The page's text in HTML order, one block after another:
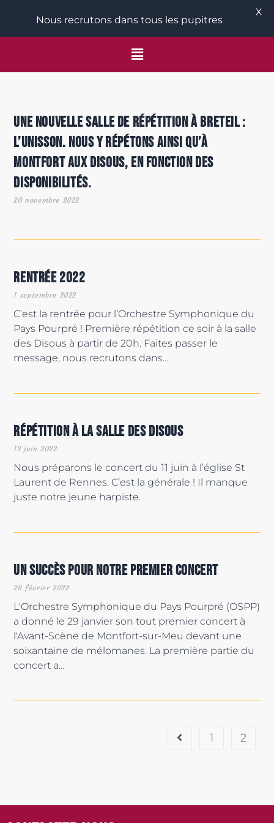
Une nouvelle salle de répétition à Breteil :
l’Unisson. Nous y répétons ainsi qu’à
Montfort aux Disous, en fonction des
disponibilités.
20 novembre 2022
Rentrée 2022
C’est la rentrée pour l’Orchestre Symphonique du
Pays Pourpré ! Première répétition ce soir à la salle
des Disous à partir de 20h. Faites passer le
message, nous recrutons dans…
1 septembre 2022
Répétition à la salle des Disous
Nous préparons le concert du 11 juin à l’église St
Laurent de Rennes. C’est la générale ! Il manque
juste notre jeune harpiste.
13 juin 2022
Un succès pour notre premier concert
L'Orchestre Symphonique du Pays Pourpré (OSPP)
a donné le 29 janvier son tout premier concert à
l'Avant-Scène de Montfort-sur-Meu devant une
soixantaine de mélomanes. La première partie du
concert a…
26 février 2022
1 2
Nous recrutons dans tous les pupitres
X